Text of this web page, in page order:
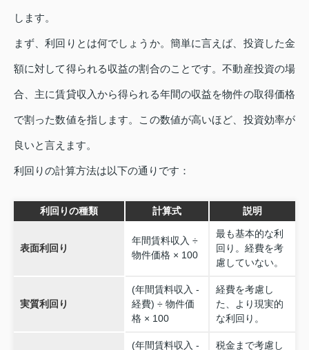
します。
まず、利回りとは何でしょうか。簡単に言えば、投資した金
額に対して得られる収益の割合のことです。不動産投資の場
合、主に賃貸収入から得られる年間の収益を物件の取得価格
で割った数値を指します。この数値が高いほど、投資効率が
良いと言えます。
利回りの計算方法は以下の通りです：
利回りの種類 計算式 説明
表面利回り
年間賃料収入 ÷
物件価格 × 100
最も基本的な利
回り。経費を考
慮していない。
実質利回り
(年間賃料収入 -
経費) ÷ 物件価
格 × 100
経費を考慮し
た、より現実的
な利回り。
(年間賃料収入 -
税金まで考慮し